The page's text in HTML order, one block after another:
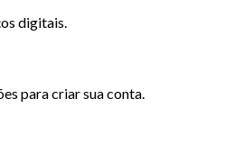
digitais.
para criar sua conta.